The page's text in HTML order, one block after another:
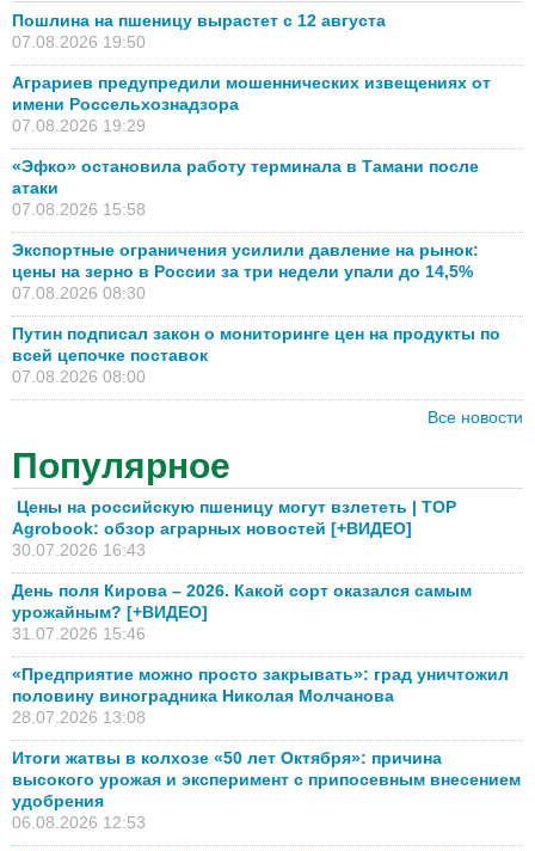
Пошлина на пшеницу вырастет с 12 августа
07.08.2026 19:50
Аграриев предупредили мошеннических извещениях от
имени Россельхознадзора
07.08.2026 19:29
«Эфко» остановила работу терминала в Тамани после
атаки
07.08.2026 15:58
Экспортные ограничения усилили давление на рынок:
цены на зерно в России за три недели упали до 14,5%
07.08.2026 08:30
Путин подписал закон о мониторинге цен на продукты по
всей цепочке поставок
07.08.2026 08:00
Все новости
Популярное
Цены на российскую пшеницу могут взлететь | TOP
Agrobook: обзор аграрных новостей [+ВИДЕО]
30.07.2026 16:43
День поля Кирова – 2026. Какой сорт оказался самым
урожайным? [+ВИДЕО]
31.07.2026 15:46
«Предприятие можно просто закрывать»: град уничтожил
половину виноградника Николая Молчанова
28.07.2026 13:08
Итоги жатвы в колхозе «50 лет Октября»: причина
высокого урожая и эксперимент с припосевным внесением
удобрения
06.08.2026 12:53